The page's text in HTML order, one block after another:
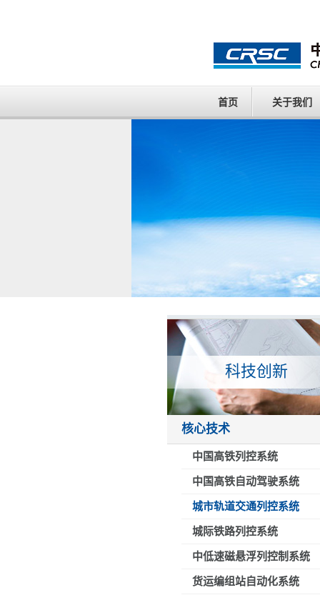
首页 关于我们
科技创新
核心技术
中国高铁列控系统
中国高铁自动驾驶系统
城市轨道交通列控系统
城际铁路列控系统
中低速磁悬浮列控制系统
货运编组站自动化系统